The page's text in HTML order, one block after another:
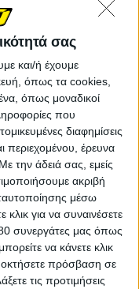
σας
και/ή έχουμε
όπως τα cookies,
όπως μοναδικοί
που
διαφημίσεις
περιεχομένου, έρευνα
Με την άδειά σας, εμείς
ακριβή
μέσω
για να συναινέσετε
συνεργάτες μας όπως
να κάνετε κλικ
πρόσβαση σε
τις προτιμήσεις
ο Cairoli, στόχος
τα
να κάνει το
μοτοσυκλέτα,
ανταγωνισμού. Ο
πατρίδας δεν